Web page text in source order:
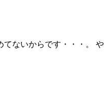
てないからです・・・。 や